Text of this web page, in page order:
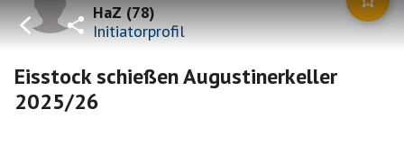
HaZ(78)
Initiatorprofil
Eisstock schießen Augustinerkeller
2025/26